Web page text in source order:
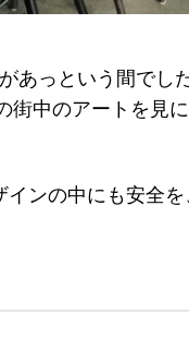
あっという間でし
街中のアートを見
ンの中にも安全を